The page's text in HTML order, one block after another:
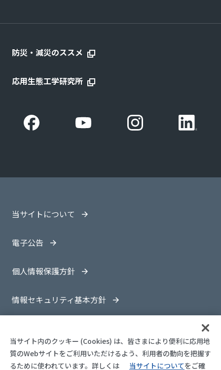
防災・減災のススメ
応用生態工学研究所
当サイトについて
電子公告
個人情報保護方針
情報セキュリティ基本方針
当サイト内のクッキー (Cookies) は、皆さまにより便利に応用地
質のWebサイトをご利用いただけるよう、利用者の動向を把握す
るために使われています。 詳しくは 当サイトについてをご確